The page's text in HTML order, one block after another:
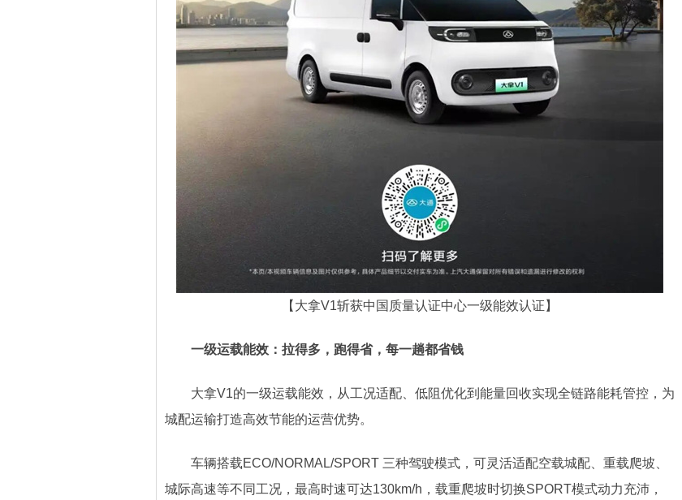
【大拿V1斩获中国质量认证中心一级能效认证】
一级运载能效：拉得多，跑得省，每一趟都省钱
大拿V1的一级运载能效，从工况适配、低阻优化到能量回收实现全链路能耗管控，为
城配运输打造高效节能的运营优势。
车辆搭载ECO/NORMAL/SPORT 三种驾驶模式，可灵活适配空载城配、重载爬坡、
城际高速等不同工况，最高时速可达130km/h，载重爬坡时切换SPORT模式动力充沛，